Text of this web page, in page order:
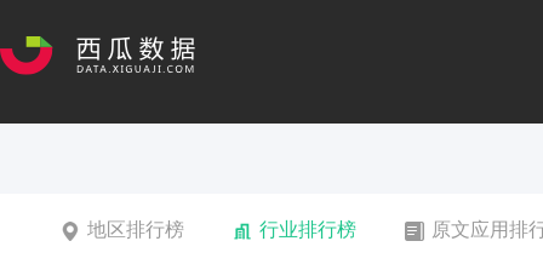
地区排行榜 行业排行榜 原文应用排